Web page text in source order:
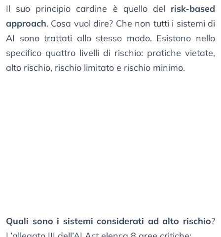
Il suo principio cardine è quello del risk-based
approach. Cosa vuol dire? Che non tutti i sistemi di
AI sono trattati allo stesso modo. Esistono nello
specifico quattro livelli di rischio: pratiche vietate,
alto rischio, rischio limitato e rischio minimo.
Quali sono i sistemi considerati ad alto rischio?